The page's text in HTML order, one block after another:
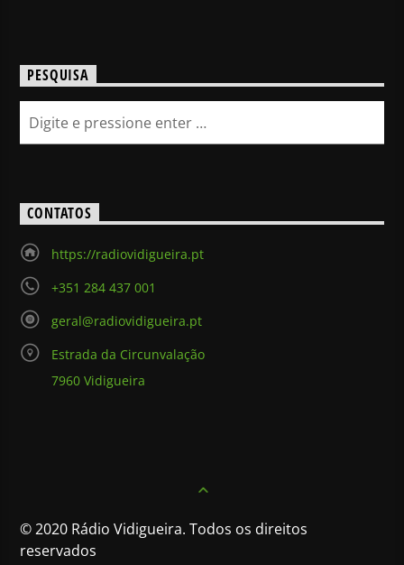
PESQUISA
CONTATOS
https://radiovidigueira.pt
+351 284 437 001
geral@radiovidigueira.pt
Estrada da Circunvalação
7960 Vidigueira
© 2020 Rádio Vidigueira. Todos os direitos
reservados